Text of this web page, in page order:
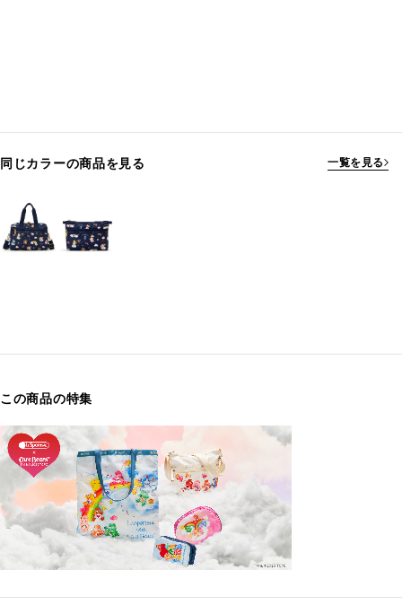
同じカラーの商品を見る 一覧を見る
この商品の特集